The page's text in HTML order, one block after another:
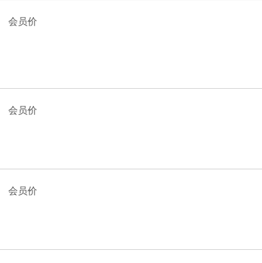
会员价
会员价
会员价